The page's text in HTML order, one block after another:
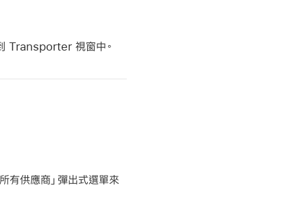
Transporter 視窗中。
有供應商」彈出式選單來